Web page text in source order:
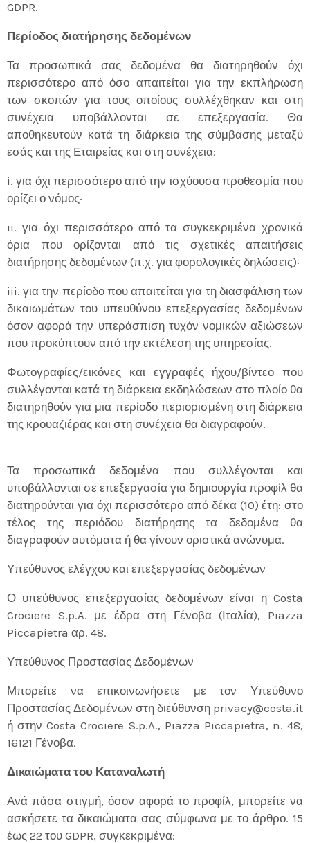
GDPR.
Περίοδος διατήρησης δεδομένων
Τα προσωπικά σας δεδομένα θα διατηρηθούν όχι
περισσότερο από όσο απαιτείται για την εκπλήρωση
των σκοπών για τους οποίους συλλέχθηκαν και στη
συνέχεια υποβάλλονται σε επεξεργασία. Θα
αποθηκευτούν κατά τη διάρκεια της σύμβασης μεταξύ
εσάς και της Εταιρείας και στη συνέχεια:
i. για όχι περισσότερο από την ισχύουσα προθεσμία που
ορίζει ο νόμος·
ii. για όχι περισσότερο από τα συγκεκριμένα χρονικά
όρια που ορίζονται από τις σχετικές απαιτήσεις
διατήρησης δεδομένων (π.χ. για φορολογικές δηλώσεις)·
iii. για την περίοδο που απαιτείται για τη διασφάλιση των
δικαιωμάτων του υπευθύνου επεξεργασίας δεδομένων
όσον αφορά την υπεράσπιση τυχόν νομικών αξιώσεων
που προκύπτουν από την εκτέλεση της υπηρεσίας.
Φωτογραφίες/εικόνες και εγγραφές ήχου/βίντεο που
συλλέγονται κατά τη διάρκεια εκδηλώσεων στο πλοίο θα
διατηρηθούν για μια περίοδο περιορισμένη στη διάρκεια
της κρουαζιέρας και στη συνέχεια θα διαγραφούν.
Τα προσωπικά δεδομένα που συλλέγονται και
υποβάλλονται σε επεξεργασία για δημιουργία προφίλ θα
διατηρούνται για όχι περισσότερο από δέκα (10) έτη: στο
τέλος της περιόδου διατήρησης τα δεδομένα θα
διαγραφούν αυτόματα ή θα γίνουν οριστικά ανώνυμα.
Υπεύθυνος ελέγχου και επεξεργασίας δεδομένων
Ο υπεύθυνος επεξεργασίας δεδομένων είναι η Costa
Crociere S.p.A. με έδρα στη Γένοβα (Ιταλία), Piazza
Piccapietra αρ. 48.
Υπεύθυνος Προστασίας Δεδομένων
Μπορείτε να επικοινωνήσετε με τον Υπεύθυνο
Προστασίας Δεδομένων στη διεύθυνση privacy@costa.it
ή στην Costa Crociere S.p.A., Piazza Piccapietra, n. 48,
16121 Γένοβα.
Δικαιώματα του Καταναλωτή
Ανά πάσα στιγμή, όσον αφορά το προφίλ, μπορείτε να
ασκήσετε τα δικαιώματα σας σύμφωνα με το άρθρο. 15
έως 22 του GDPR, συγκεκριμένα: